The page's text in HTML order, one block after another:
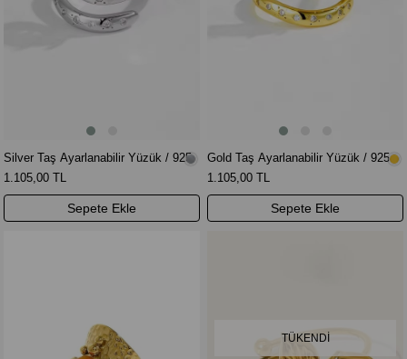
Silver Taş Ayarlanabilir Yüzük / 925
Ayar Gümüş
1.105,00 TL
Sepete Ekle
Gold Taş Ayarlanabilir Yüzük / 925
Ayar Gümüş
1.105,00 TL
Sepete Ekle
TÜKENDI